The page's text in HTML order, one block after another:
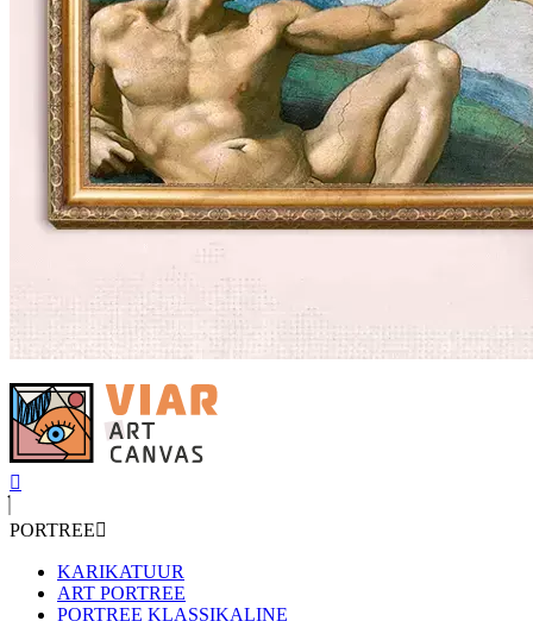
PORTREE
KARIKATUUR
ART PORTREE
PORTREE KLASSIKALINE